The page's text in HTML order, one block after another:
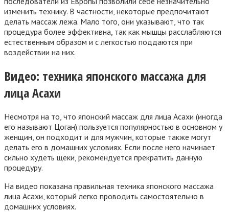
изменить технику. В частности, некоторые предпочитают
делать массаж лежа. Мало того, они указывают, что так
процедура более эффективна, так как мышцы расслабляются
естественным образом и с легкостью поддаются при
воздействии на них.
Видео: техника японского массажа для
лица Асахи
Несмотря на то, что японский массаж для лица Асахи (иногда
его называют Цоган) пользуется популярностью в основном у
женщин, он подходит и для мужчин, которые также могут
делать его в домашних условиях. Если после него начинает
сильно худеть щеки, рекомендуется прекратить данную
процедуру.
На видео показана правильная техника японского массажа
лица Асахи, который легко проводить самостоятельно в
домашних условиях.